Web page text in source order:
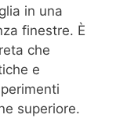
in una
finestre. È
che
e
superiore.